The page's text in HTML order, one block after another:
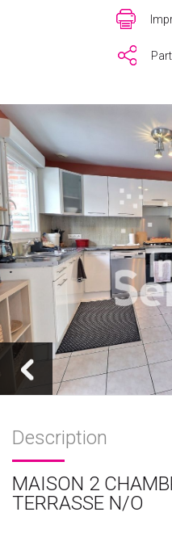
Description
MAISON 2
TERRASSE N/O